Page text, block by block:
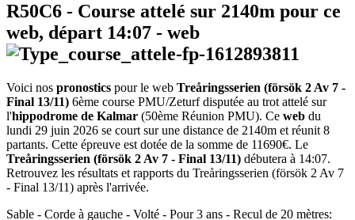
R50C6 - Course attelé sur 2140m pour ce
web, départ 14:07 - web
Voici nos pronostics pour le web Treåringsserien (försök 2 Av 7 -
Final 13/11) 6ème course PMU/Zeturf disputée au trot attelé sur
l'hippodrome de Kalmar (50ème Réunion PMU). Ce web du
lundi 29 juin 2026 se court sur une distance de 2140m et réunit 8
partants. Cette épreuve est dotée de la somme de 11690€. Le
Treåringsserien (försök 2 Av 7 - Final 13/11) débutera à 14:07.
Retrouvez les résultats et rapports du Treåringsserien (försök 2 Av 7
- Final 13/11) après l'arrivée.
Sable - Corde à gauche - Volté - Pour 3 ans - Recul de 20 mètres: